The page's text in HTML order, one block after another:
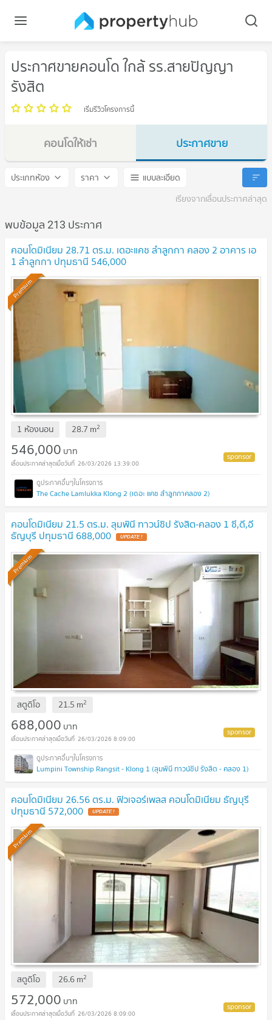
ประกาศขายคอนโด ใกล้ รร.สายปัญญา
รังสิต
เริ่มรีวิวโครงการนี้
คอนโดให้เช่า
รร.สายปัญญารังสิต
ประกาศขาย
รร.สายปัญญารังสิต
ประเภทห้อง ราคา
แบบละเอียด
เรียงจากเลื่อนประกาศล่าสุด
พบข้อมูล 213 ประกาศ
คอนโดมิเนียม 28.71 ตร.ม. เดอะแคช ลำลูกกา คลอง 2 อาคาร เอ
1 ลำลูกกา ปทุมธานี 546,000
Premium
1 ห้องนอน 28.7 m2
546,000 บาท
26/03/2026 13:39:00
The Cache Lamlukka Klong 2 (เดอะ แคช ลำลูกกาคลอง 2)
คอนโดมิเนียม 21.5 ตร.ม. ลุมพินี ทาวน์ชิป รังสิต-คลอง 1 ซี,ดี,อี
ธัญบุรี ปทุมธานี 688,000 UPDATE !
Premium
สตูดิโอ 21.5 m2
688,000 บาท
26/03/2026 8:09:00
Lumpini Township Rangsit - Klong 1 (ลุมพินี ทาวน์ชิป รังสิต - คลอง 1)
คอนโดมิเนียม 26.56 ตร.ม. ฟิวเจอร์เพลส คอนโดมิเนียม ธัญบุรี
ปทุมธานี 572,000 UPDATE !
Premium
สตูดิโอ 26.6m2
572,000 บาท
26/03/2026 8:09:00